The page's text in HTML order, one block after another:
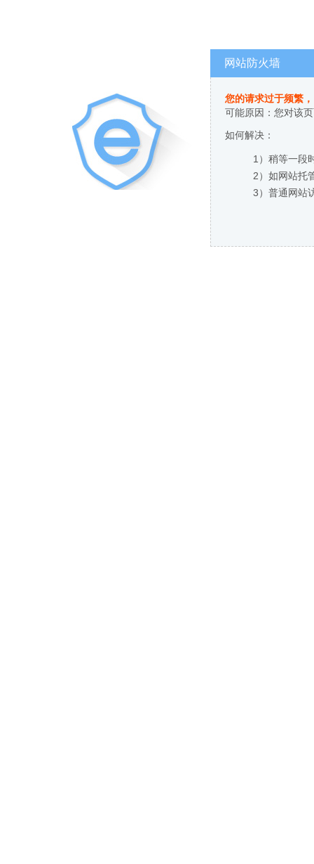
网站防火墙
您的请求过于频繁
可能原因：您对该
如何解决：
1）稍等一段
2）如网站托
3）普通网站